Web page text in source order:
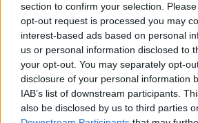
section to confirm your selection.
opt-out request is processed you may
interest-based ads based on personal
us or personal information disclosed to
your opt-out. You may separately opt-
disclosure of your personal information
IAB’s list of downstream participants.
also be disclosed by us to third parties